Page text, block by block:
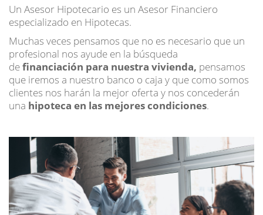
Un Asesor Hipotecario es un Asesor Financiero
especializado en Hipotecas.
Muchas veces pensamos que no es necesario que un
profesional nos ayude en la búsqueda
definanciación para nuestra vivienda, pensamos
que iremos a nuestro banco o caja y que como somos
clientes nos harán la mejor oferta y nos concederán
una hipoteca en las mejores condiciones.